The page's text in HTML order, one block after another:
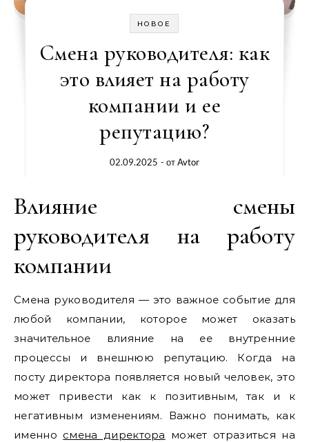
НОВОЕ
Смена руководителя: как
это влияет на работу
компании и ее
репутацию?
02.09.2025 - отAvtor
Влияние смены
руководителя на работу
компании
Смена руководителя — это важное событие для
любой компании, которое может оказать
значительное влияние на ее внутренние
процессы и внешнюю репутацию. Когда на
посту директора появляется новый человек, это
может привести как к позитивным, так и к
негативным изменениям. Важно понимать, как
именно смена директора может отразиться на